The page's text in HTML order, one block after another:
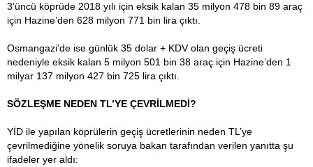
3’üncü köprüde 2018 yılı için eksik kalan 35 milyon 478 bin 89 araç
için Hazine’den 628 milyon 771 bin lira çıktı.
Osmangazi’de ise günlük 35 dolar + KDV olan geçiş ücreti
nedeniyle eksik kalan 5 milyon 501 bin 38 araç için Hazine’den 1
milyar 137 milyon 427 bin 725 lira çıktı.
SÖZLEŞME NEDEN TL’YE ÇEVRİLMEDİ?
YİD ile yapılan köprülerin geçiş ücretlerinin neden TL’ye
çevrilmediğine yönelik soruya bakan tarafından verilen yanıtta şu
ifadeler yer aldı: